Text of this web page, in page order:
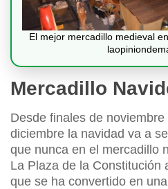
El mejor mercadillo medieval
Mercadillo
Desde finales de
diciembre la navidad va a
que nunca en el mercadillo
La Plaza de la Constitución
que se ha convertido en